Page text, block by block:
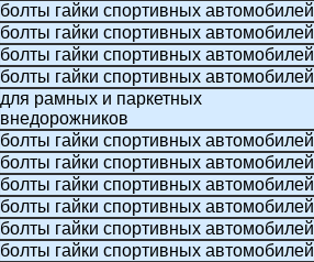
болты гайки спортивных автомобилей
болты гайки спортивных автомобилей
болты гайки спортивных автомобилей
болты гайки спортивных автомобилей
для рамных и паркетных
внедорожников
болты гайки спортивных автомобилей
болты гайки спортивных автомобилей
болты гайки спортивных автомобилей
болты гайки спортивных автомобилей
болты гайки спортивных автомобилей
болты гайки спортивных автомобилей